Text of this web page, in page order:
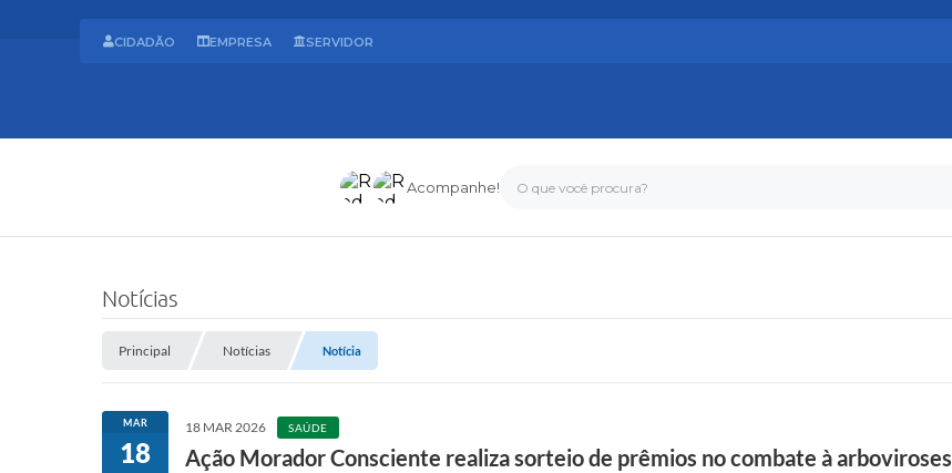
O que você procura?
Acompanhe!
CIDADÃO EMPRESA SERVIDOR
Notícias
Principal Notícias Notícia
MAR
18
18 MAR 2026 SAÚDE
Ação Morador Consciente realiza sorteio de prêmios no combate à arboviroses